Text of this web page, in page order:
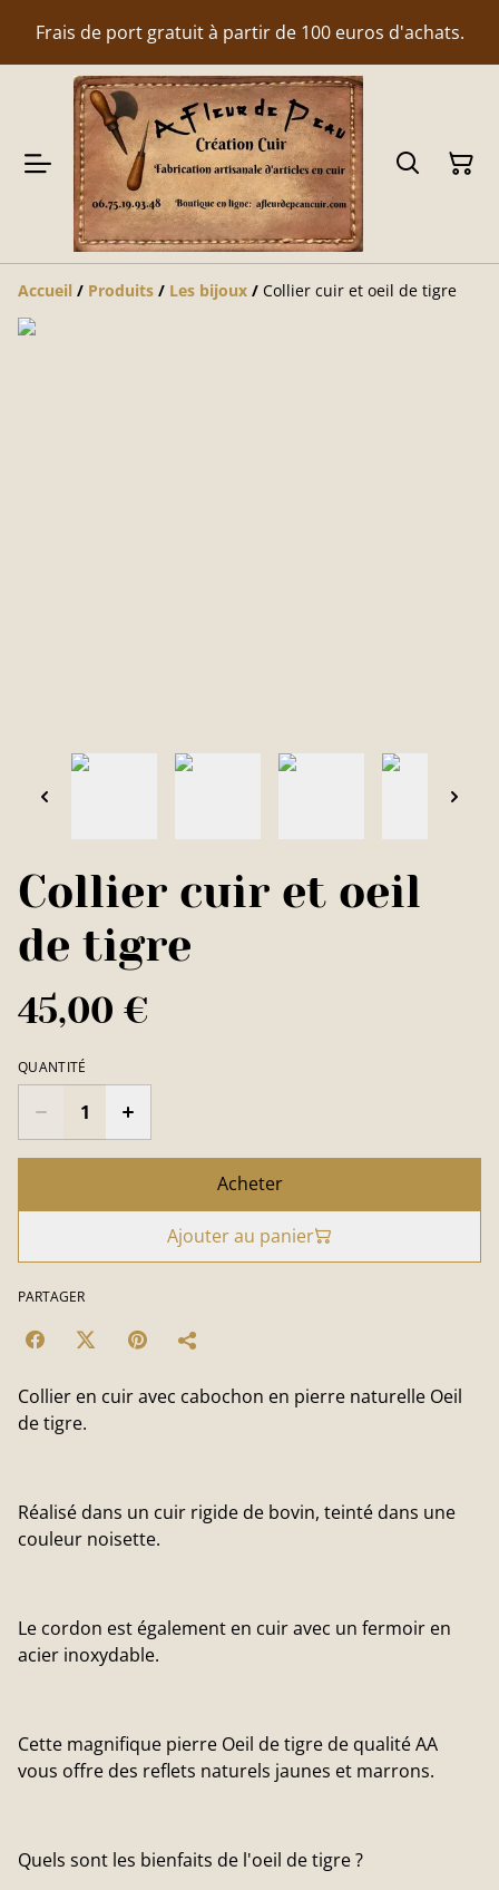
Frais de port gratuit à partir de 100 euros d'achats.
Accueil / Produits / Les bijoux / Collier cuir et oeil de tigre
Collier cuir et oeil
de tigre
45,00 €
QUANTITÉ
Acheter
Ajouter au panier
PARTAGER
Collier en cuir avec cabochon en pierre naturelle Oeil
de tigre.
Réalisé dans un cuir rigide de bovin, teinté dans une
couleur noisette.
Le cordon est également en cuir avec un fermoir en
acier inoxydable.
Cette magnifique pierre Oeil de tigre de qualité AA
vous offre des reflets naturels jaunes et marrons.
Quels sont les bienfaits de l'oeil de tigre ?